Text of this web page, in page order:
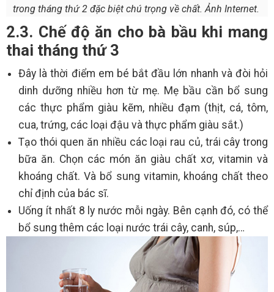
trong tháng thứ 2 đặc biệt chú trọng về chất. Ảnh Internet.
2.3. Chế độ ăn cho bà bầu khi mang
thai tháng thứ 3
Đây là thời điểm em bé bắt đầu lớn nhanh và đòi hỏi
dinh dưỡng nhiều hơn từ mẹ. Mẹ bầu cần bổ sung
các thực phẩm giàu kẽm, nhiều đạm (thịt, cá, tôm,
cua, trứng, các loại đậu và thực phẩm giàu sắt.)
Tạo thói quen ăn nhiều các loại rau củ, trái cây trong
bữa ăn. Chọn các món ăn giàu chất xơ, vitamin và
khoáng chất. Và bổ sung vitamin, khoáng chất theo
chỉ định của bác sĩ.
Uống ít nhất 8 ly nước mỗi ngày. Bên cạnh đó, có thể
bổ sung thêm các loại nước trái cây, canh, súp,…